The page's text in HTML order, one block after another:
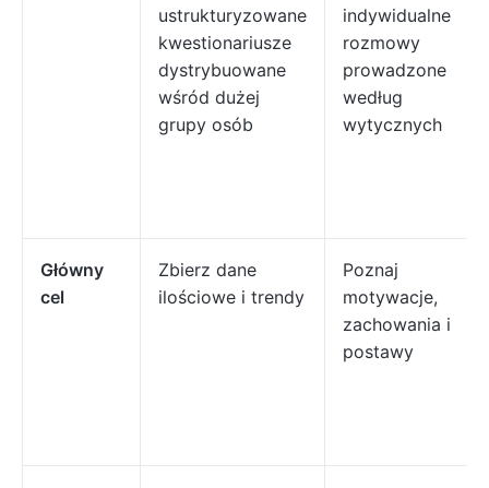
ustrukturyzowane
kwestionariusze
dystrybuowane
wśród dużej
grupy osób
indywidualne
rozmowy
prowadzone
według
wytycznych
Główny
cel
Zbierz dane
ilościowe i trendy
Poznaj
motywacje,
zachowania i
postawy